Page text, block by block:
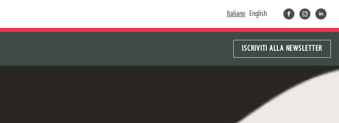
Italiano English facebookinstragram
linkedin
ISCRIVITI ALLA NEWSLETTER